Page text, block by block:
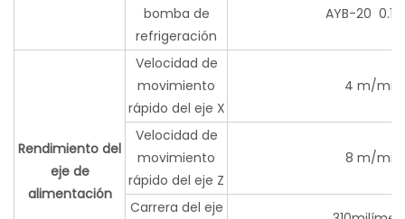
bomba de
refrigeración
AYB-20
Rendimiento del
eje de
alimentación
Velocidad de
movimiento
rápido del eje X
4 m/min
Velocidad de
movimiento
rápido del eje Z
8 m/min
Carrera del eje